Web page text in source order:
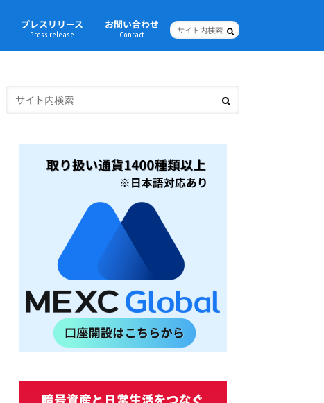
プレスリリース
Press release
お問い合わせ
Contact